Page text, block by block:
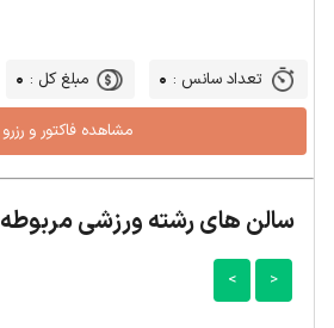
تعداد سانس : 0 مبلغ کل : 0
سالن های رشته ورزشی مربوطه
<
>